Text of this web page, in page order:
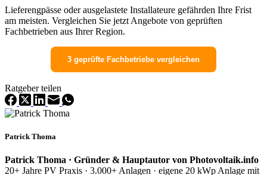
Lieferengpässe oder ausgelastete Installateure gefährden Ihre Frist
am meisten. Vergleichen Sie jetzt Angebote von geprüften
Fachbetrieben aus Ihrer Region.
3 geprüfte Fachbetriebe vergleichen
Ratgeber teilen
Patrick Thoma
Patrick Thoma · Gründer & Hauptautor von Photovoltaik.info
20+ Jahre PV Praxis · 3.000+ Anlagen · eigene 20 kWp Anlage mit